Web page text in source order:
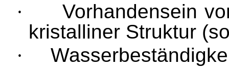
·
Vorhandensein
kristalliner Struktur
·